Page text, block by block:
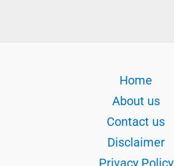
Home
About us
Contact us
Disclaimer
Privacy Policy